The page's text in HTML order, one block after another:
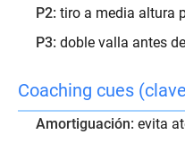
P2: tiro a media altura
P3: doble valla antes
Coaching cues
Amortiguación: evita